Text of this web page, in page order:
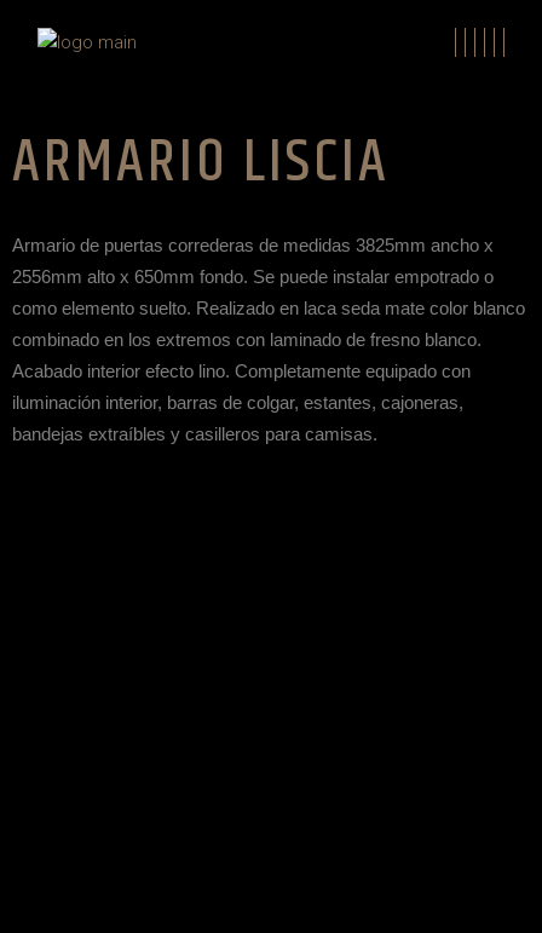
ARMARIO LISCIA
Armario de puertas correderas de medidas 3825mm ancho x
2556mm alto x 650mm fondo. Se puede instalar empotrado o
como elemento suelto. Realizado en laca seda mate color blanco
combinado en los extremos con laminado de fresno blanco.
Acabado interior efecto lino. Completamente equipado con
iluminación interior, barras de colgar, estantes, cajoneras,
bandejas extraíbles y casilleros para camisas.